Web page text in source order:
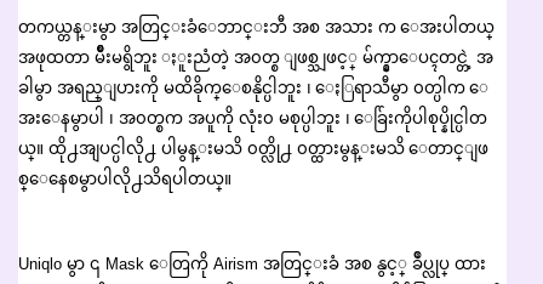
တကယ္တန္းမွာ အတြင္းခံေဘာင္းဘီ အစ အသား က ေအးပါတယ္
အဖုထတာ မ်ိဳးမရွိဘူး ႏူးညံတဲ့ အ၀တ္စ ျဖစ္သျဖင့္ မ်က္နွာေပၚတင္တဲ့ အ
ခါမွာ အရည္ျပားကို မထိခိုက္ေစနိုင္ပါဘူး ၊ ေႏြရာသီမွာ ၀တ္ပါက ေ
အးေနမွာပါ ၊ အ၀တ္စက အပူကို လုံး၀ မစုပ္ပါဘူး ၊ ေခ်ြးကိုပါစုပ္နိုင္ပါတ
ယ္။ ထို႕အျပင္ပါလို႕ ပါမွန္းမသိ ၀တ္လို႕ ၀တ္ထားမွန္းမသိ ေတာင္ျဖ
စ္ေနေစမွာပါလို႕သိရပါတယ္။
Uniqlo မွာ ၎ Mask ေတြကို Airism အတြင္းခံ အစ နွင့္ ခ်ဳပ္လုပ္ ထား